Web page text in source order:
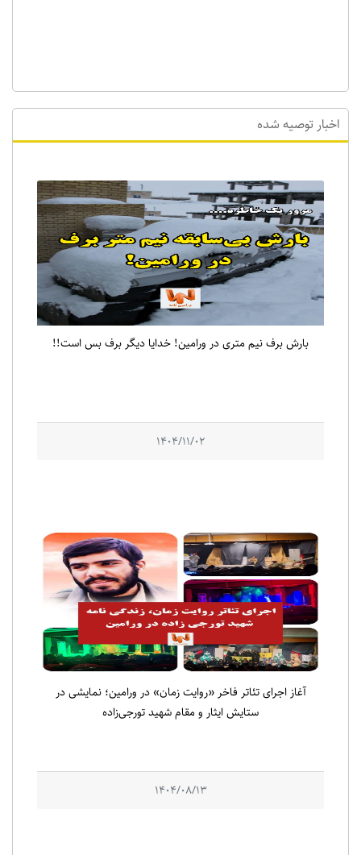
اخبار توصیه شده
بارش برف نیم متری در ورامین! خدایا دیگر برف بس است!!
1404/11/02
آغاز اجرای تئاتر فاخر «روایت زمان» در ورامین؛ نمایشی در
ستایش ایثار و مقام شهید تورجی‌زاده
1404/08/13